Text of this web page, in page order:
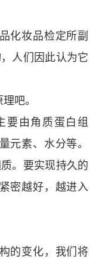
化妆品检定所副
人们因此认为它
吧。
由角质蛋白组
元素、水分等。
。要实现持久的
密越好，越进入
的变化，我们将